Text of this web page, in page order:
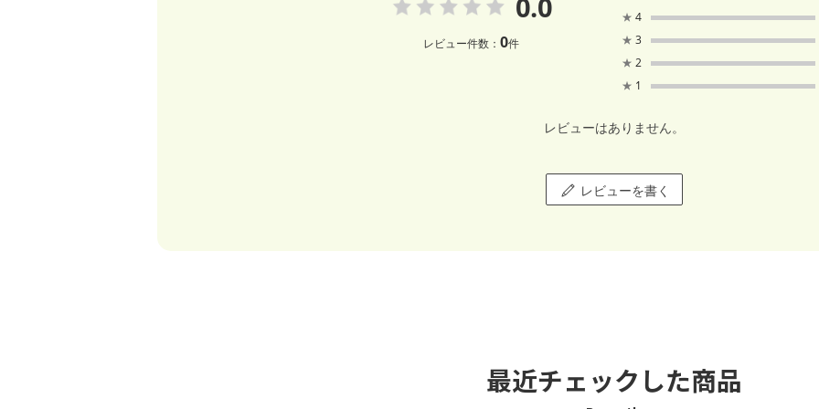
0.0
レビュー件数： 0件
★ 4
★ 3
★ 2
★ 1
レビューはありません。
レビューを書く
最近チェックした商品